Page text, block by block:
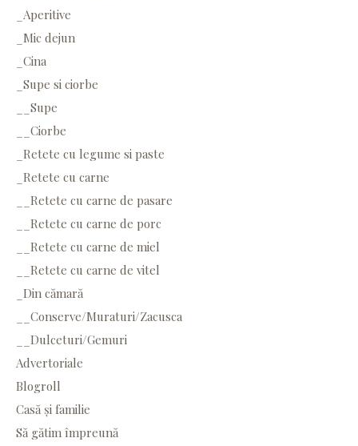
_Aperitive
_Mic dejun
_Cina
_Supe si ciorbe
__Supe
__Ciorbe
_Retete cu legume si paste
_Retete cu carne
__Retete cu carne de pasare
__Retete cu carne de porc
__Retete cu carne de miel
__Retete cu carne de vitel
_Din cămară
__Conserve/Muraturi/Zacusca
__Dulceturi/Gemuri
Advertoriale
Blogroll
Casă și familie
Să gătim împreună